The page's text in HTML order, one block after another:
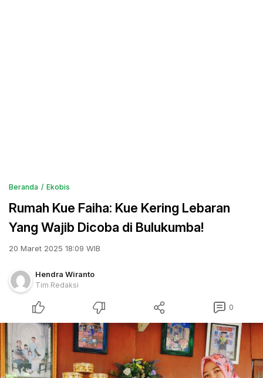
Beranda Ekobis
Rumah Kue Faiha: Kue Kering Lebaran
Yang Wajib Dicoba di Bulukumba!
20 Maret 2025 18:09 WIB
Hendra Wiranto
Tim Redaksi
0